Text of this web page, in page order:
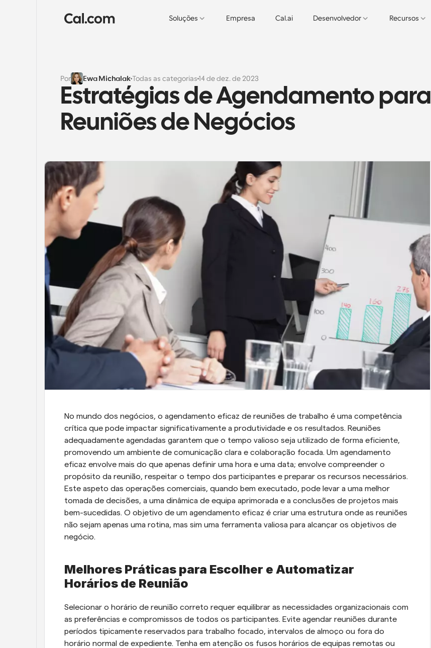
Soluções Empresa Cal.ai Desenvolvedor Recursos
Por Ewa MichalakTodas as categorias 14 de dez. de 2023
Estratégias de Agendamento para
Reuniões de Negócios
No mundo dos negócios, o agendamento eficaz de reuniões de trabalho é uma competência
crítica que pode impactar significativamente a produtividade e os resultados. Reuniões
adequadamente agendadas garantem que o tempo valioso seja utilizado de forma eficiente,
promovendo um ambiente de comunicação clara e colaboração focada. Um agendamento
eficaz envolve mais do que apenas definir uma hora e uma data; envolve compreender o
propósito da reunião, respeitar o tempo dos participantes e preparar os recursos necessários.
Este aspeto das operações comerciais, quando bem executado, pode levar a uma melhor
tomada de decisões, a uma dinâmica de equipa aprimorada e a conclusões de projetos mais
bem-sucedidas. O objetivo de um agendamento eficaz é criar uma estrutura onde as reuniões
não sejam apenas uma rotina, mas sim uma ferramenta valiosa para alcançar os objetivos de
negócio.
Melhores Práticas para Escolher e Automatizar
Horários de Reunião
Selecionar o horário de reunião correto requer equilibrar as necessidades organizacionais com
as preferências e compromissos de todos os participantes. Evite agendar reuniões durante
períodos tipicamente reservados para trabalho focado, intervalos de almoço ou fora do
horário normal de expediente. Tenha em atenção os fusos horários de equipas remotas ou